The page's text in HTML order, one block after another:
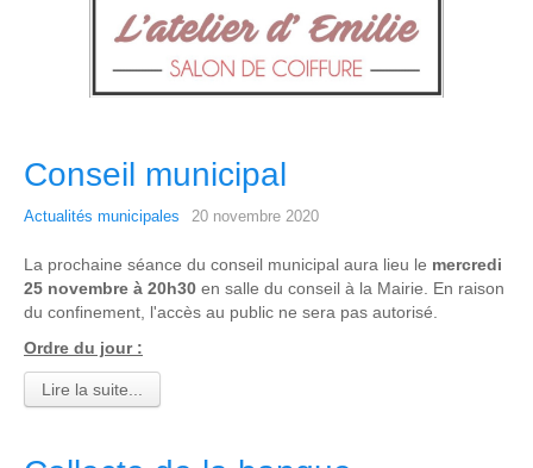
Conseil municipal
Actualités municipales 20 novembre 2020
La prochaine séance du conseil municipal aura lieu le mercredi
25 novembre à 20h30 en salle du conseil à la Mairie. En raison
du confinement, l'accès au public ne sera pas autorisé.
Ordre du jour :
Lire la suite...